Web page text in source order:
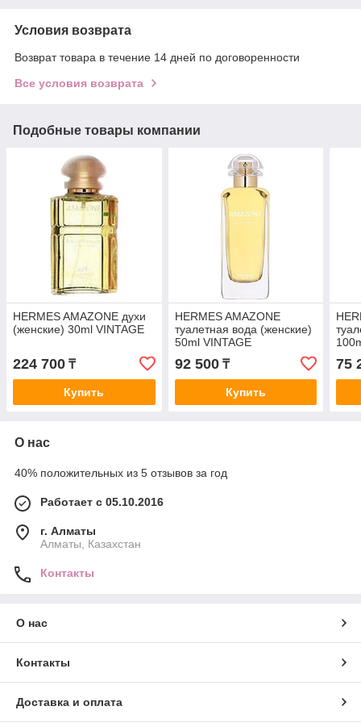
Условия возврата
Возврат товара в течение 14 дней по договоренности
Все условия возврата
Подобные товары компании
HERMES AMAZONE духи
(женские) 30ml VINTAGE
224 700 ₸
Купить
HERMES AMAZONE
туалетная вода (женские)
50ml VINTAGE
92 500₸
Купить
75
О нас
40% положительных из 5 отзывов за год
Работает с 05.10.2016
г. Алматы
Алматы, Казахстан
Контакты
О нас
Контакты
Доставка и оплата